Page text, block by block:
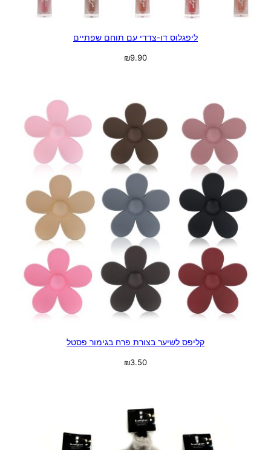
ליפגלוס דו-צדדי עם תוחם שפתיים
₪9.90
קליפס לשיער בצורת פרח בגימור פסטל
₪3.50